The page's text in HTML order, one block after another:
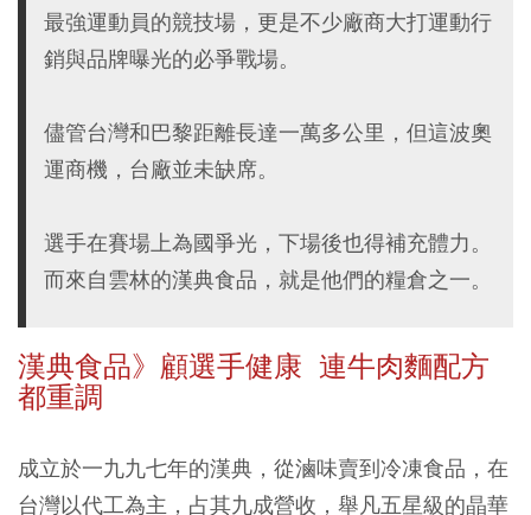
最強運動員的競技場，更是不少廠商大打運動行
銷與品牌曝光的必爭戰場。
儘管台灣和巴黎距離長達一萬多公里，但這波奧
運商機，台廠並未缺席。
選手在賽場上為國爭光，下場後也得補充體力。
而來自雲林的漢典食品，就是他們的糧倉之一。
漢典食品》顧選手健康 連牛肉麵配方
都重調
成立於一九九七年的漢典，從滷味賣到冷凍食品，在
台灣以代工為主，占其九成營收，舉凡五星級的晶華